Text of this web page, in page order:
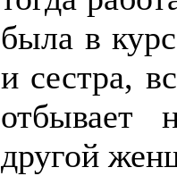
была в
и сестра,
отбывает
другой